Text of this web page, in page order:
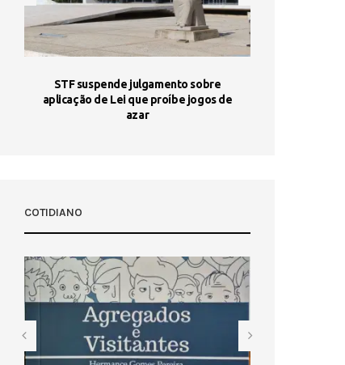
STF suspende julgamento sobre
aplicação de Lei que proíbe jogos de
azar
COTIDIANO